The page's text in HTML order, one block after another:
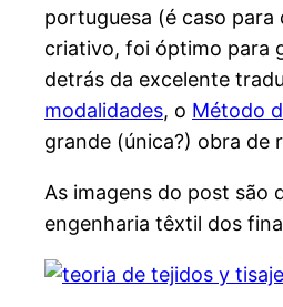
portuguesa (é caso para
criativo, foi óptimo para
detrás da excelente
modalidades, o Método
grande (única?) obra de
As imagens do post são
engenharia têxtil dos